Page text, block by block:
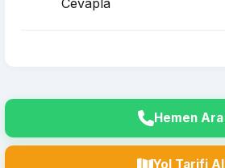
Cevapla
Hemen Ara
Yol Tarifi Al